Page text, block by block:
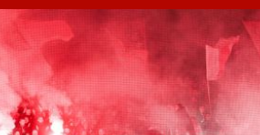
Zum
Inhalt
springen